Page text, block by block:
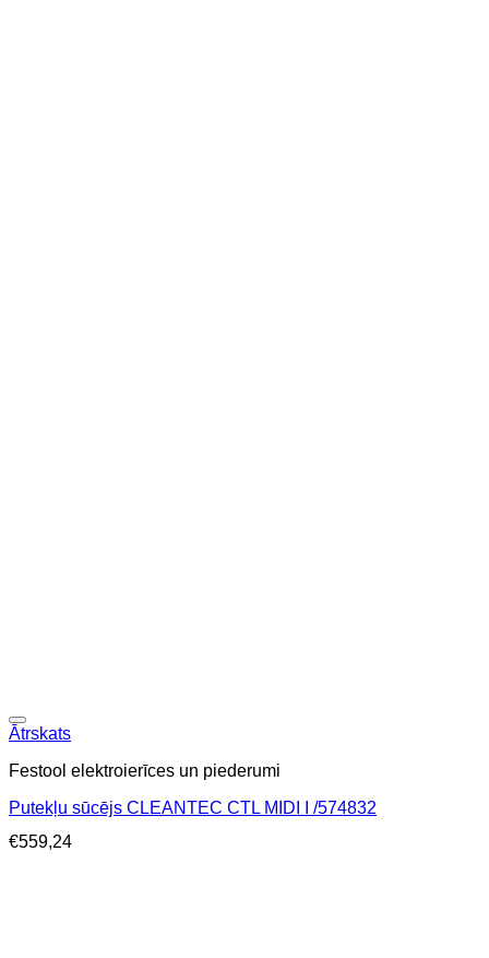
Ātrskats
Festool elektroierīces un piederumi
Putekļu sūcējs CLEANTEC CTL MIDI I /574832
€559,24